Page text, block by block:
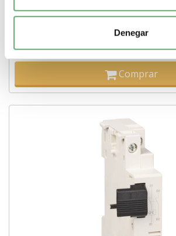
Denegar
de seguridad Tensión circuito de control110
Comprar